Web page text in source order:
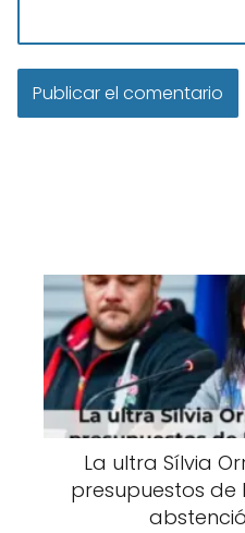
La ultra Sílvia
presupuestos de